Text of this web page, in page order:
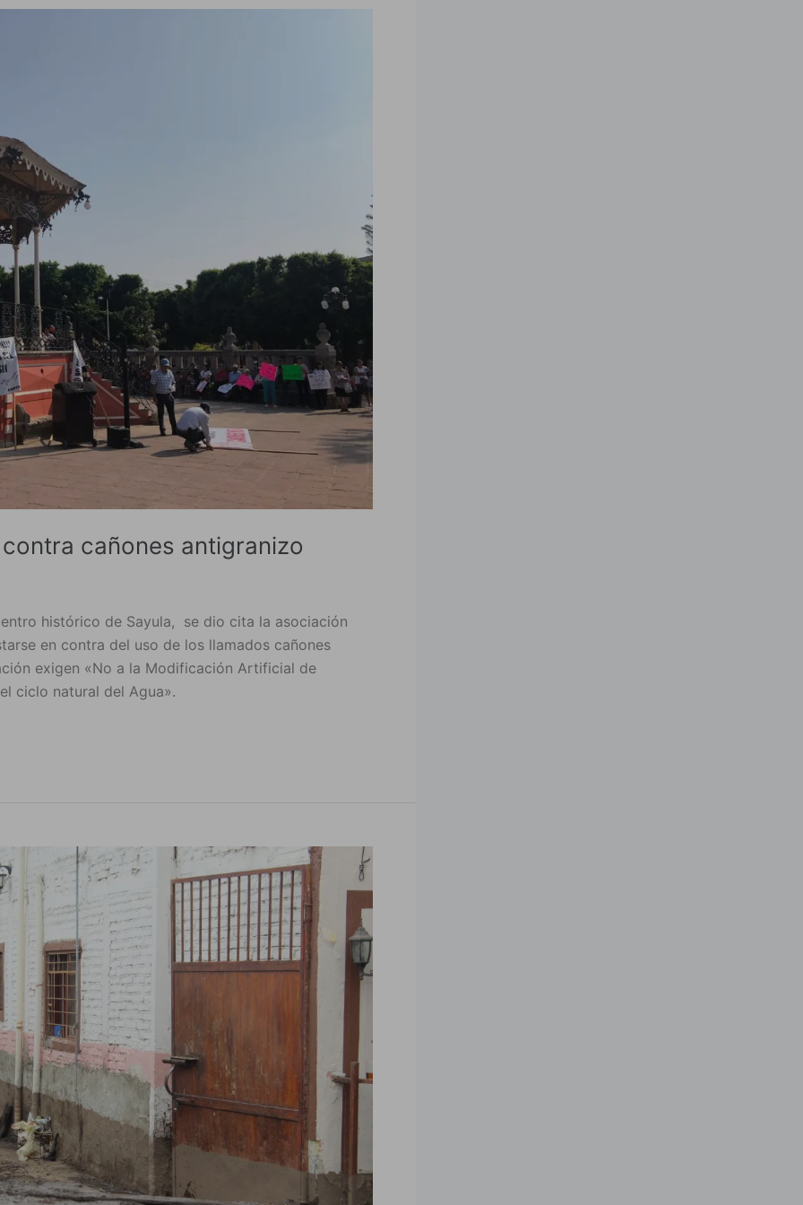
cañones antigranizo
histórico de Sayula, se dio cita la asociación
en contra del uso de los llamados cañones
exigen «No a la Modificación Artificial de
ciclo natural del Agua».